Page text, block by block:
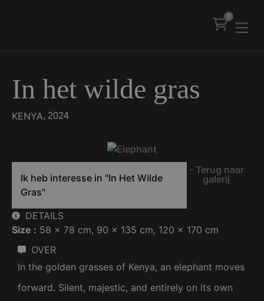
0
In het wilde gras
KENYA, 2024
Ik heb interesse in "In Het Wilde
Gras"
- Terug naar
galerij
DETAILS
Size : 58 x 78 cm, 90 x 135 cm, 120 x 170 cm
OVER
In the golden grasses of Kenya, an elephant moves
forward. Silent, majestic, and entirely on its own